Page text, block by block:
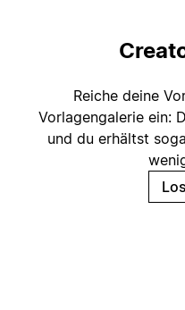
Reiche deine
Vorlagengalerie ein:
und du erhältst